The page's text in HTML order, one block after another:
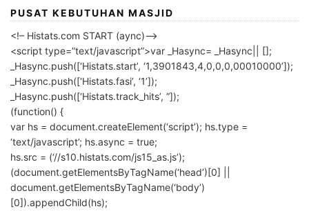
PUSAT KEBUTUHAN MASJID
<!– Histats.com START (aync)–>
<script type=”text/javascript”>var _Hasync= _Hasync|| [];
_Hasync.push([‘Histats.start’, ‘1,3901843,4,0,0,0,00010000’]);
_Hasync.push([‘Histats.fasi’, ‘1’]);
_Hasync.push([‘Histats.track_hits’, ”]);
(function() {
var hs = document.createElement(‘script’); hs.type =
‘text/javascript’; hs.async = true;
hs.src = (‘//s10.histats.com/js15_as.js’);
(document.getElementsByTagName(‘head’)[0] ||
document.getElementsByTagName(‘body’)
[0]).appendChild(hs);